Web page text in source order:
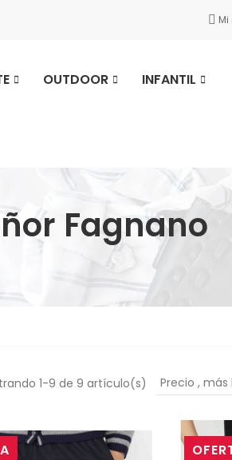
OUTDOOR INFANTIL
Fagnano
Precio ,
1-9 de 9 artículo(s)